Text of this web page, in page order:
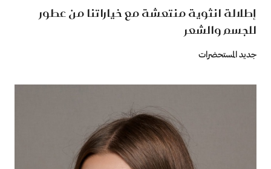
إطلالة انثوية منتعشة مع خياراتنا من عطور
للجسم والشعر
جديد المستحضرات